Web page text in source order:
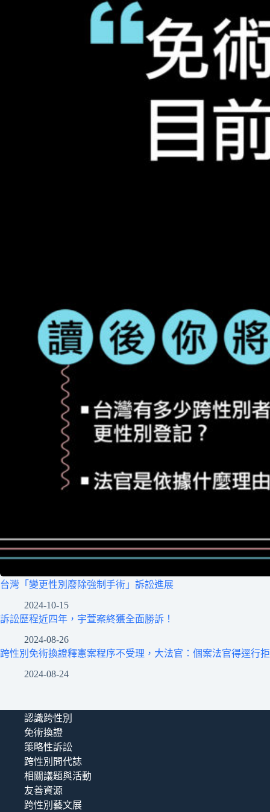
台灣「變更性別廢除強制手術」訴訟進展
2024-10-15
訴訟歷程近四年，宇萱案終獲全面勝訴！
2024-08-26
跨性別免術換證釋憲案程序不受理，大法官：個案法官得逕行
2024-08-24
認識跨性別
免術換證
策略性訴訟
跨性別問代誌
相關議題與活動
友善資源
跨性別藝文展